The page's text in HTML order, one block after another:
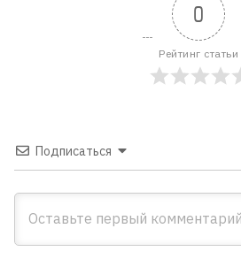
0
Рейтинг статьи
Подписаться